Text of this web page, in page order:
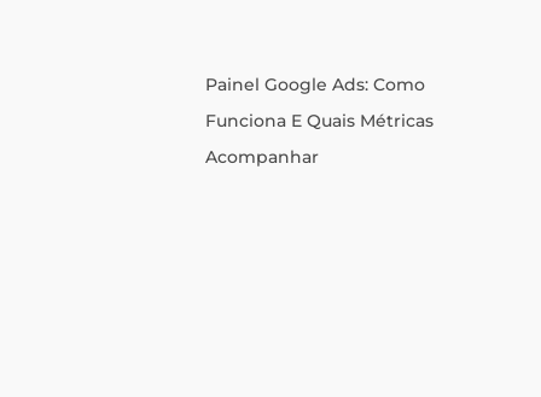
Painel Google Ads: Como
Funciona E Quais Métricas
Acompanhar